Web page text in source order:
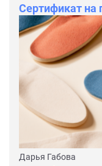
Сертификат на
Дарья Габова